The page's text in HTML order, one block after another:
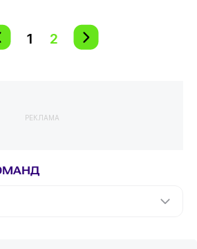
1 2
РЕКЛАМА